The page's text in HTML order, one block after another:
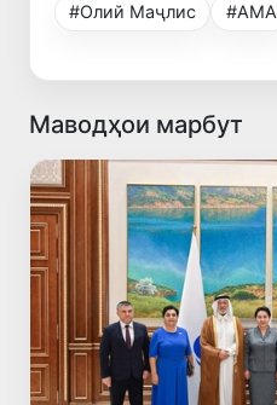
#Олий Маҷлис #АМА
Маводҳои марбут